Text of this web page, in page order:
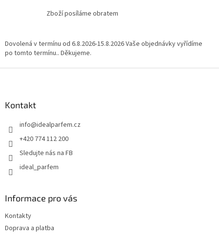
p
u
Zboží posíláme obratem
Dovolená v termínu od 6.8.2026-15.8.2026 Vaše objednávky vyřídíme
po tomto termínu.. Děkujeme.
Kontakt
info@idealparfem.cz
+420 774 112 200
Sledujte nás na FB
ideal_parfem
Informace pro vás
Kontakty
Doprava a platba